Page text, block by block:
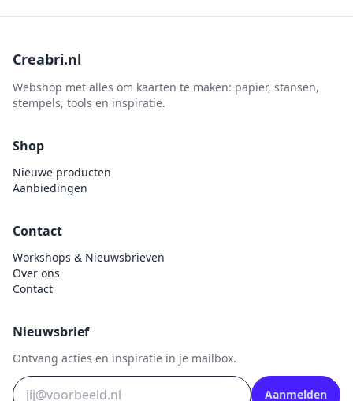
Creabri.nl
Webshop met alles om kaarten te maken: papier, stansen,
stempels, tools en inspiratie.
Shop
Nieuwe producten
Aanbiedingen
Contact
Workshops & Nieuwsbrieven
Over ons
Contact
Nieuwsbrief
Ontvang acties en inspiratie in je mailbox.
Aanmelden